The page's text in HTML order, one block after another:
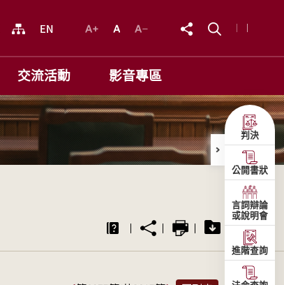
交流活動 影音專區
判決
公開書狀
言詞辯論
或說明會
進階查詢